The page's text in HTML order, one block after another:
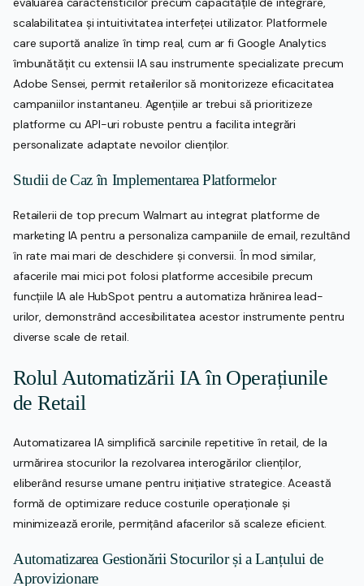
scalabilitatea și intuitivitatea interfeței utilizator. Platformele
care suportă analize în timp real, cum ar fi Google Analytics
îmbunătățit cu extensii IA sau instrumente specializate precum
Adobe Sensei, permit retailerilor să monitorizeze eficacitatea
campaniilor instantaneu. Agențiile ar trebui să prioritizeze
platforme cu API-uri robuste pentru a facilita integrări
personalizate adaptate nevoilor clienților.
Studii de Caz în Implementarea Platformelor
Retailerii de top precum Walmart au integrat platforme de
marketing IA pentru a personaliza campaniile de email, rezultând
în rate mai mari de deschidere și conversii. În mod similar,
afacerile mai mici pot folosi platforme accesibile precum
funcțiile IA ale HubSpot pentru a automatiza hrănirea lead-
urilor, demonstrând accesibilitatea acestor instrumente pentru
diverse scale de retail.
Rolul Automatizării IA în Operațiunile
de Retail
Automatizarea IA simplifică sarcinile repetitive în retail, de la
urmărirea stocurilor la rezolvarea interogărilor clienților,
eliberând resurse umane pentru inițiative strategice. Această
formă de optimizare reduce costurile operaționale și
minimizează erorile, permițând afacerilor să scaleze eficient.
Automatizarea Gestionării Stocurilor și a Lanțului de
Aprovizionare